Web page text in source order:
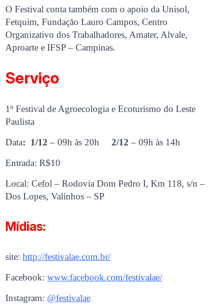
O Festival conta também com o apoio da Unisol,
Fetquim, Fundação Lauro Campos, Centro
Organizativo dos Trabalhadores, Amater, Alvale,
Aproarte e IFSP – Campinas.
Serviço
1º Festival de Agroecologia e Ecoturismo do Leste
Paulista
Data: 1/12 – 09h às 20h2/12 – 09h às 14h
Entrada: R$10
Local: Cefol – Rodovia Dom Pedro I, Km 118, s/n –
Dos Lopes, Valinhos – SP
Mídias:
site:http://festivalae.com.br/
Facebook:www.facebook.com/festivalae/
Instagram: @festivalae